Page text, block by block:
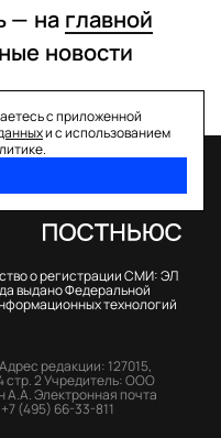
— на главной
новости
с приложенной
и с использованием
о регистрации СМИ: ЭЛ
выдано Федеральной
технологий
Адрес редакции: 127015,
стр. 2Учредитель: ООО
А.А.Электронная почта
+7 (495) 66-33-811